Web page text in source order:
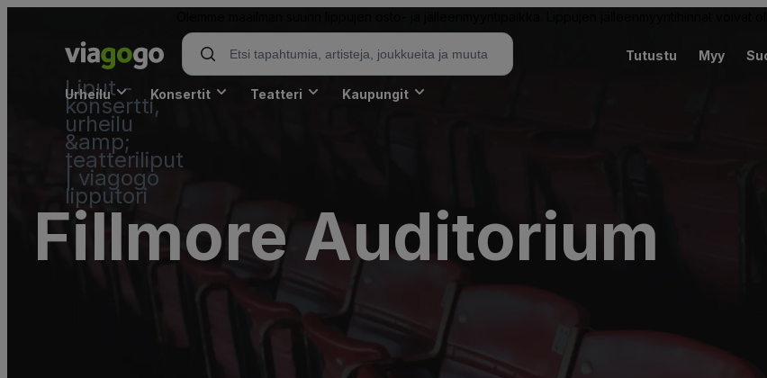
Liput -
konsertti,
urheilu
&amp;
teatteriliput
| viagogo
lipputori
Tutustu Myy
Urheilu Konsertit Teatteri Kaupungit
Fillmore Auditorium